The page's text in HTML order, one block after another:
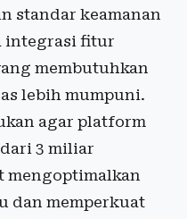
standar keamanan
integrasi fitur
membutuhkan
lebih mumpuni.
agar platform
3 miliar
mengoptimalkan
dan memperkuat